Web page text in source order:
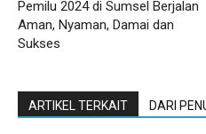
Pemilu 2024 di Sumsel Berjalan
Aman, Nyaman, Damai dan
Sukses
ARTIKEL TERKAIT DARI